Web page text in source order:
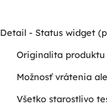
Detail - Status widget
Originalita produktu
Možnosť vrátenia
Všetko starostlivo